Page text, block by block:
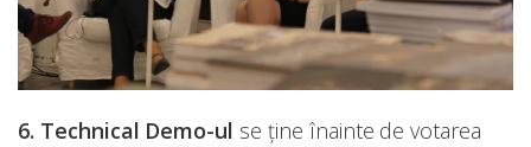
6. Technical Demo-ul se ține înainte de votarea